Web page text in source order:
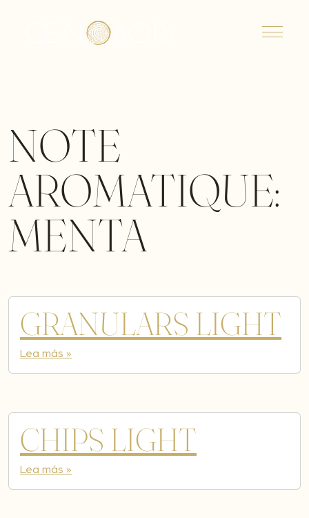
NOTE
AROMATIQUE:
MENTA
GRANULARS LIGHT
Lea más »
CHIPS LIGHT
Lea más »